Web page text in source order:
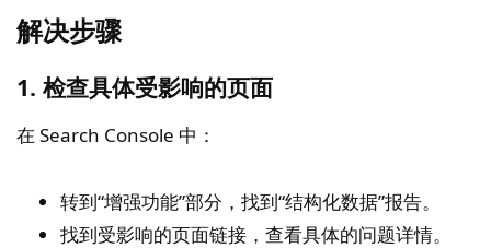
解决步骤
1. 检查具体受影响的页面
在 Search Console 中：
转到“增强功能”部分，找到“结构化数据”报告。
找到受影响的页面链接，查看具体的问题详情。